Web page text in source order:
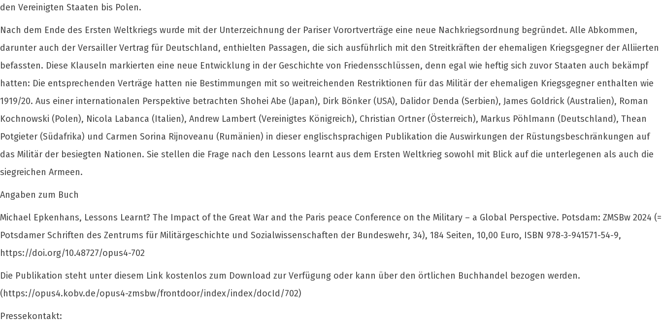
den Vereinigten Staaten bis Polen.
Nach dem Ende des Ersten Weltkriegs wurde mit der Unterzeichnung der Pariser Vorortverträge eine neue Nachkriegsordnung begründet. Alle Abkommen,
darunter auch der Versailler Vertrag für Deutschland, enthielten Passagen, die sich ausführlich mit den Streitkräften der ehemaligen Kriegsgegner der Alliierten
befassten. Diese Klauseln markierten eine neue Entwicklung in der Geschichte von Friedensschlüssen, denn egal wie heftig sich zuvor Staaten auch bekämpf
hatten: Die entsprechenden Verträge hatten nie Bestimmungen mit so weitreichenden Restriktionen für das Militär der ehemaligen Kriegsgegner enthalten wie
1919/20. Aus einer internationalen Perspektive betrachten Shohei Abe (Japan), Dirk Bönker (USA), Dalidor Denda (Serbien), James Goldrick (Australien), Roman
Kochnowski (Polen), Nicola Labanca (Italien), Andrew Lambert (Vereinigtes Königreich), Christian Ortner (Österreich), Markus Pöhlmann (Deutschland), Thean
Potgieter (Südafrika) und Carmen Sorina Rijnoveanu (Rumänien) in dieser englischsprachigen Publikation die Auswirkungen der Rüstungsbeschränkungen auf
das Militär der besiegten Nationen. Sie stellen die Frage nach den Lessons learnt aus dem Ersten Weltkrieg sowohl mit Blick auf die unterlegenen als auch die
siegreichen Armeen.
Angaben zum Buch
Michael Epkenhans, Lessons Learnt? The Impact of the Great War and the Paris peace Conference on the Military – a Global Perspective. Potsdam: ZMSBw 2024 (=
Potsdamer Schriften des Zentrums für Militärgeschichte und Sozialwissenschaften der Bundeswehr, 34), 184 Seiten, 10,00 Euro, ISBN 978-3-941571-54-9,
https://doi.org/10.48727/opus4-702
Die Publikation steht unter diesem Link kostenlos zum Download zur Verfügung oder kann über den örtlichen Buchhandel bezogen werden.
(https://opus4.kobv.de/opus4-zmsbw/frontdoor/index/index/docId/702)
Pressekontakt: